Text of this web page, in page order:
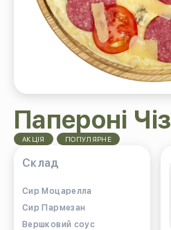
Папероні Чіз
АКЦІЯ ПОПУЛЯРНЕ
Склад
Cир Моцарелла
Cир Пармезан
Вершковий соус